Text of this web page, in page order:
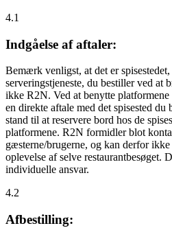
4.1
Indgåelse af aftaler:
Bemærk venligst, at det er
serveringstjeneste, du bestiller ved at
ikke R2N. Ved at benytte
en direkte aftale med det spisested
stand til at reservere bord hos de
platformene. R2N formidler blot
gæsterne/brugerne, og kan derfor
oplevelse af selve restaurantbesøget.
individuelle ansvar.
4.2
Afbestilling: